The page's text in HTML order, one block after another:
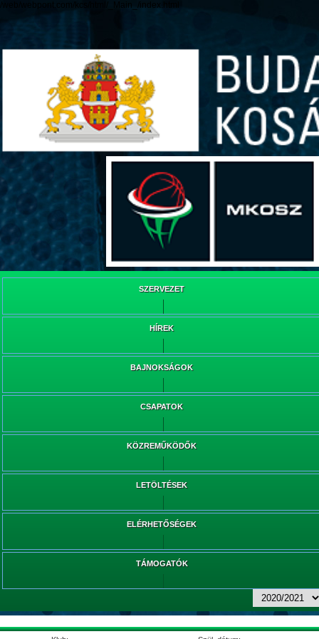
/web/webpont.com/kcs/html/_Main_/index.html
SZERVEZET
HÍREK
BAJNOKSÁGOK
CSAPATOK
KÖZREMŰKÖDŐK
LETÖLTÉSEK
ELÉRHETŐSÉGEK
TÁMOGATÓK